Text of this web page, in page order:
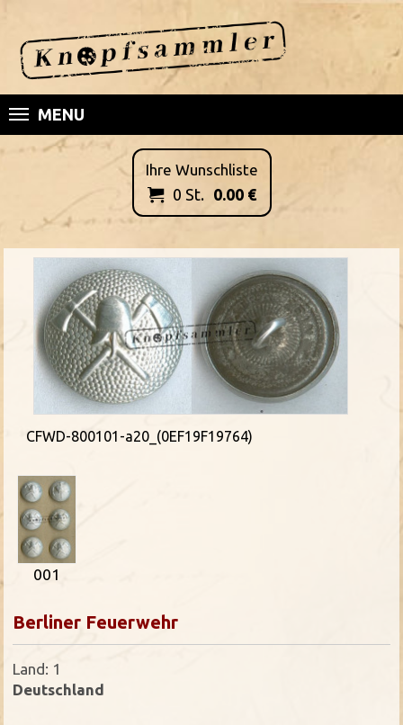
MENU
Ihre Wunschliste
 0 St. 0.00€
CFWD-800101-a20_(0EF19F19764)
001
Berliner Feuerwehr
Land: 1
Deutschland